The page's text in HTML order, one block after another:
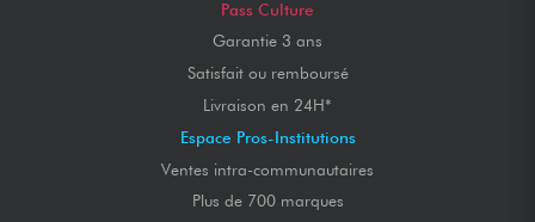
Pass Culture
Garantie 3 ans
Satisfait ou remboursé
Livraison en 24H*
Espace Pros-Institutions
Ventes intra-communautaires
Plus de 700 marques